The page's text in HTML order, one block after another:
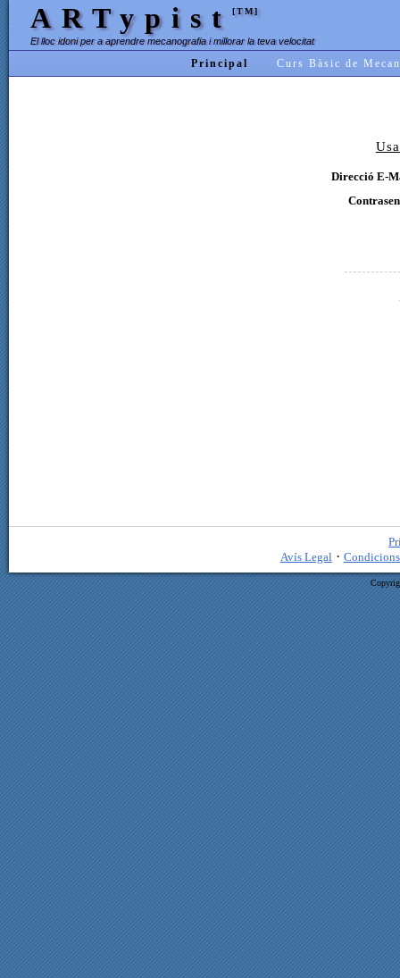
ARTypist [TM]
El lloc idoni per a aprendre mecanografia i millorar la teva velocitat
Principal Curs Bàsic de
Direcció E-
Avís Legal ·